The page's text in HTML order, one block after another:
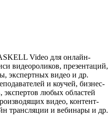
Video для онлайн-
видеороликов, презентаций,
экспертных видео и др.
и коучей, бизнес-
экспертов любых областей
видео, контент-
трансляции и вебинары и др.